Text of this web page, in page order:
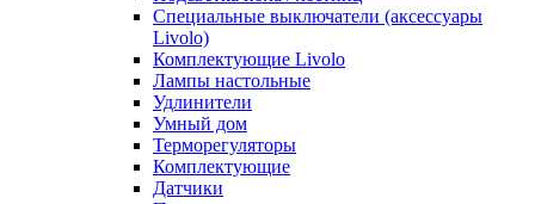
Специальные выключатели (аксессуары
Livolo)
Комплектующие Livolo
Лампы настольные
Удлинители
Умный дом
Терморегуляторы
Комплектующие
Датчики